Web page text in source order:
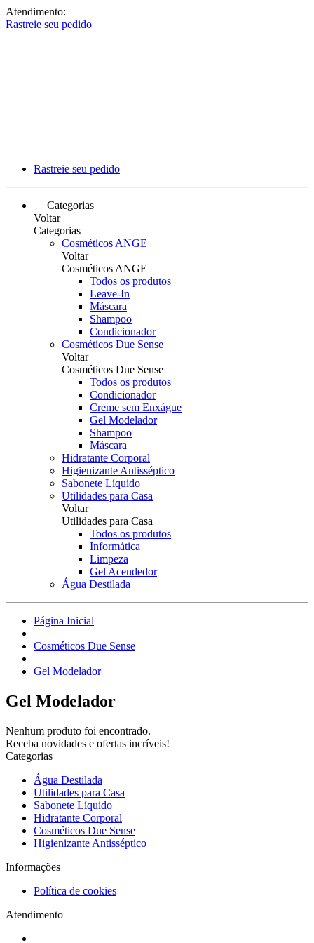
Atendimento:
Rastreie seu pedido
Rastreie seu pedido
Categorias
Voltar
Categorias
Cosméticos ANGE
Voltar
Cosméticos ANGE
Todos os produtos
Leave-In
Máscara
Shampoo
Condicionador
Cosméticos Due Sense
Voltar
Cosméticos Due Sense
Todos os produtos
Condicionador
Creme sem Enxágue
Gel Modelador
Shampoo
Máscara
Hidratante Corporal
Higienizante Antisséptico
Sabonete Líquido
Utilidades para Casa
Voltar
Utilidades para Casa
Todos os produtos
Informática
Limpeza
Gel Acendedor
Água Destilada
Página Inicial
Cosméticos Due Sense
Gel Modelador
Gel Modelador
Nenhum produto foi encontrado.
Receba novidades e ofertas incríveis!
Categorias
Água Destilada
Utilidades para Casa
Sabonete Líquido
Hidratante Corporal
Cosméticos Due Sense
Higienizante Antisséptico
Informações
Política de cookies
Atendimento